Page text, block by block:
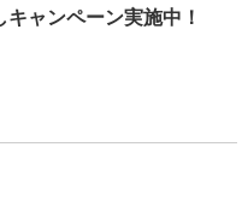
ャンペーン実施中！